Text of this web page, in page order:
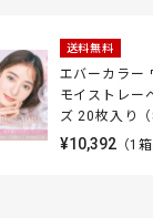
送料無料
エバーカラー
モイストレー
ズ 20枚入り（
¥10,392（1